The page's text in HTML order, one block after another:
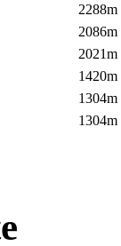
2288m
2086m
2021m
1420m
1304m
1304m